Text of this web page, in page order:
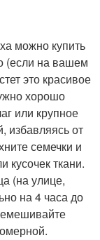
можно купить
(если на вашем
это красивое
хорошо
или крупное
избавляясь от
семечки и
кусочек ткани.
(на улице,
на 4 часа до